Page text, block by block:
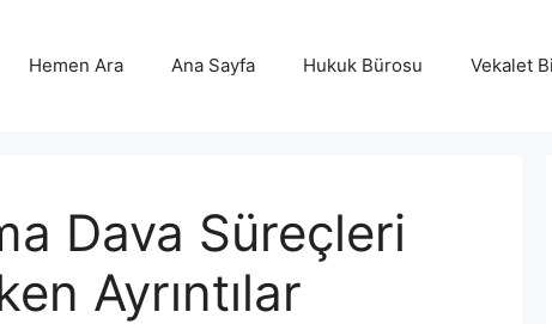
Hemen Ara Ana Sayfa Hukuk Bürosu Vekalet
Dava Süreçleri
Ayrıntılar